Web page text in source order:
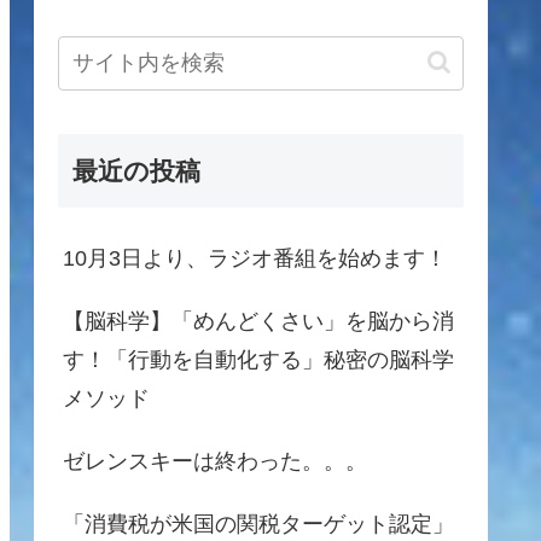
最近の投稿
10月3日より、ラジオ番組を始めます！
【脳科学】「めんどくさい」を脳から消
す！「行動を自動化する」秘密の脳科学
メソッド
ゼレンスキーは終わった。。。
「消費税が米国の関税ターゲット認定」